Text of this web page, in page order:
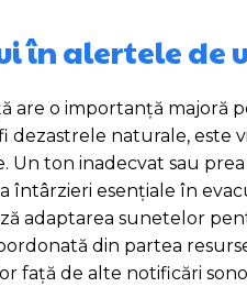
în alertele de
o importanță majoră
dezastrele naturale, este
Un ton inadecvat sau
întârzieri esențiale în
adaptarea sunetelor
din partea
față de alte notificări